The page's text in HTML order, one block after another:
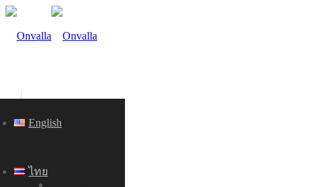
English
ไทย